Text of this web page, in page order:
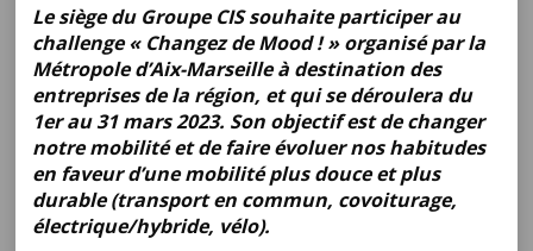
Le siège du Groupe CIS souhaite participer au
challenge « Changez de Mood ! » organisé par la
Métropole d’Aix-Marseille à destination des
entreprises de la région, et qui se déroulera du
1er au 31 mars 2023. Son objectif est de changer
notre mobilité et de faire évoluer nos habitudes
en faveur d’une mobilité plus douce et plus
durable (transport en commun, covoiturage,
électrique/hybride, vélo).